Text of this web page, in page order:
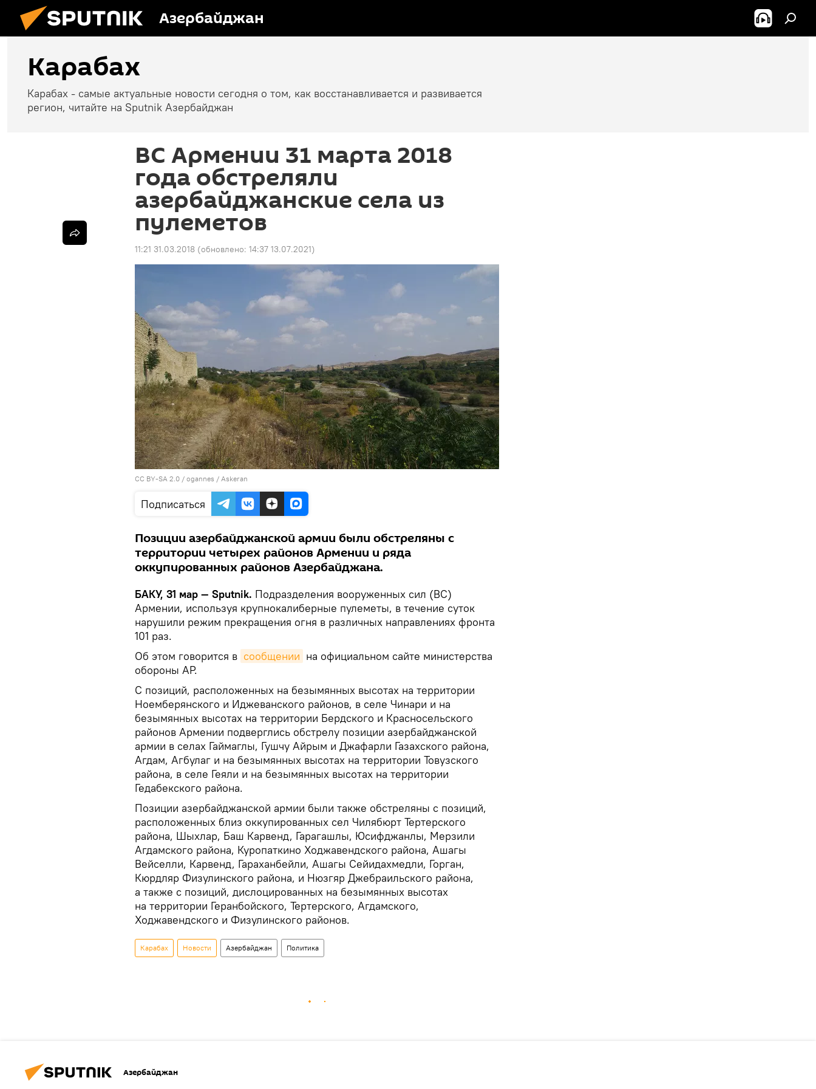
Азербайджан
Карабах
Карабах - самые актуальные новости сегодня о том, как восстанавливается и развивается
регион, читайте на Sputnik Азербайджан
ВС Армении 31 марта 2018
года обстреляли
азербайджанские села из
пулеметов
11:21 31.03.2018 (обновлено: 14:37 13.07.2021)
CC BY-SA 2.0 / ogannes / Askeran
Подписаться
Позиции азербайджанской армии были обстреляны с
территории четырех районов Армении и ряда
оккупированных районов Азербайджана.
БАКУ, 31 мар — Sputnik. Подразделения вооруженных сил (ВС)
Армении, используя крупнокалиберные пулеметы, в течение суток
нарушили режим прекращения огня в различных направлениях фронта
101 раз.
Об этом говорится в сообщении на официальном сайте министерства
обороны АР.
С позиций, расположенных на безымянных высотах на территории
Ноемберянского и Иджеванского районов, в селе Чинари и на
безымянных высотах на территории Бердского и Красносельского
районов Армении подверглись обстрелу позиции азербайджанской
армии в селах Гаймаглы, Гушчу Айрым и Джафарли Газахского района,
Агдам, Агбулаг и на безымянных высотах на территории Товузского
района, в селе Геяли и на безымянных высотах на территории
Гедабекского района.
Позиции азербайджанской армии были также обстреляны с позиций,
расположенных близ оккупированных сел Чилябюрт Тертерского
района, Шыхлар, Баш Карвенд, Гарагашлы, Юсифджанлы, Мерзили
Агдамского района, Куропаткино Ходжавендского района, Ашагы
Вейселли, Карвенд, Гараханбейли, Ашагы Сейидахмедли, Горган,
Кюрдляр Физулинского района, и Нюзгяр Джебраильского района,
а также с позиций, дислоцированных на безымянных высотах
на территории Геранбойского, Тертерского, Агдамского,
Ходжавендского и Физулинского районов.
Карабах Новости Азербайджан Политика
Азербайджан